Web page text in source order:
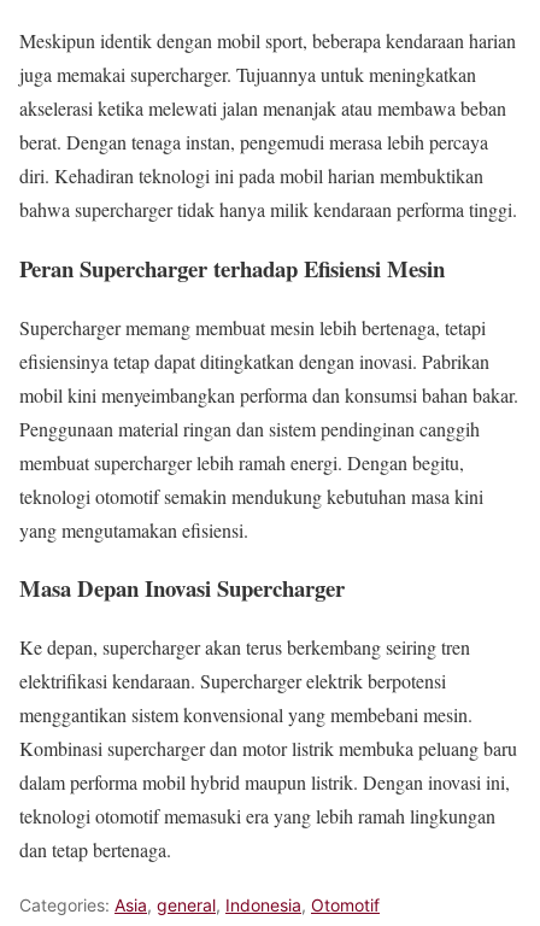
Meskipun identik dengan mobil sport, beberapa kendaraan harian
juga memakai supercharger. Tujuannya untuk meningkatkan
akselerasi ketika melewati jalan menanjak atau membawa beban
berat. Dengan tenaga instan, pengemudi merasa lebih percaya
diri. Kehadiran teknologi ini pada mobil harian membuktikan
bahwa supercharger tidak hanya milik kendaraan performa tinggi.
Peran Supercharger terhadap Efisiensi Mesin
Supercharger memang membuat mesin lebih bertenaga, tetapi
efisiensinya tetap dapat ditingkatkan dengan inovasi. Pabrikan
mobil kini menyeimbangkan performa dan konsumsi bahan bakar.
Penggunaan material ringan dan sistem pendinginan canggih
membuat supercharger lebih ramah energi. Dengan begitu,
teknologi otomotif semakin mendukung kebutuhan masa kini
yang mengutamakan efisiensi.
Masa Depan Inovasi Supercharger
Ke depan, supercharger akan terus berkembang seiring tren
elektrifikasi kendaraan. Supercharger elektrik berpotensi
menggantikan sistem konvensional yang membebani mesin.
Kombinasi supercharger dan motor listrik membuka peluang baru
dalam performa mobil hybrid maupun listrik. Dengan inovasi ini,
teknologi otomotif memasuki era yang lebih ramah lingkungan
dan tetap bertenaga.
Categories: Asia, general, Indonesia, Otomotif